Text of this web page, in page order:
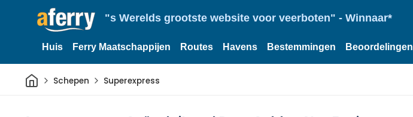
"s Werelds grootste website voor veerboten" - Winnaar*
Huis Ferry Maatschappijen Routes Havens Bestemmingen Beoordelingen
ThuisSchepen Superexpress